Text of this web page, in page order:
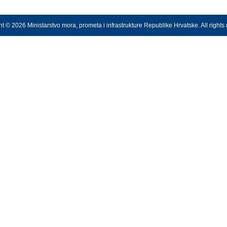
© 2026 Ministarstvo mora, prometa i infrastrukture Republike Hrvatske. All rights